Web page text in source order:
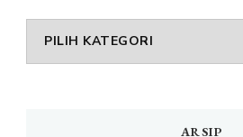
DAFTAR
MENU
ARSIP